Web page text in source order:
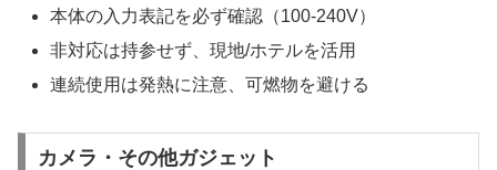
本体の入力表記を必ず確認（100-240V）
非対応は持参せず、現地/ホテルを活用
連続使用は発熱に注意、可燃物を避ける
カメラ・その他ガジェット